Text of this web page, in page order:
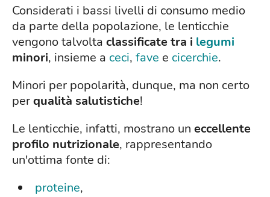
Considerati i bassi livelli di consumo medio
da parte della popolazione, le lenticchie
vengono talvolta classificate tra i legumi
minori, insieme a ceci, fave e cicerchie.
Minori per popolarità, dunque, ma non certo
perqualità salutistiche!
Le lenticchie, infatti, mostrano un eccellente
profilo nutrizionale, rappresentando
un'ottima fonte di:
proteine,